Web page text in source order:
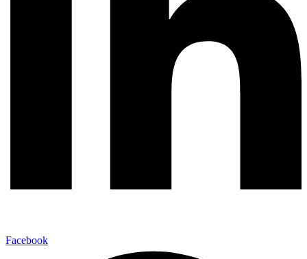
Facebook